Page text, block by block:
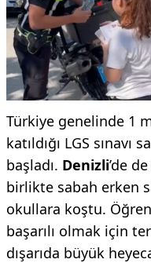
Türkiye genelinde 1
katıldığı LGS sınavı
başladı. Denizli’de
birlikte sabah erken
okullara koştu.
başarılı olmak için
dışarıda büyük